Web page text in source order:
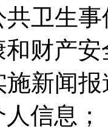
共卫生
财产
新闻
信息；